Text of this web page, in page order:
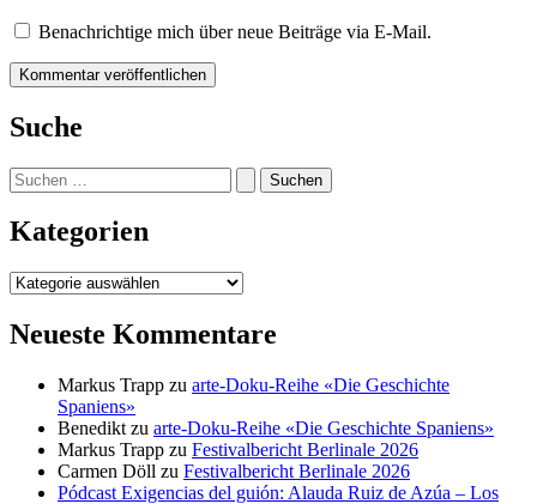
Benachrichtige mich über neue Beiträge via E-Mail.
Suche
Suchen
nach:
Kategorien
Kategorien
Neueste Kommentare
Markus Trapp zu arte-Doku-Reihe «Die Geschichte
Spaniens»
Benedikt zu arte-Doku-Reihe «Die Geschichte Spaniens»
Markus Trapp zu Festivalbericht Berlinale 2026
Carmen Döll zu Festivalbericht Berlinale 2026
Pódcast Exigencias del guión: Alauda Ruiz de Azúa – Los